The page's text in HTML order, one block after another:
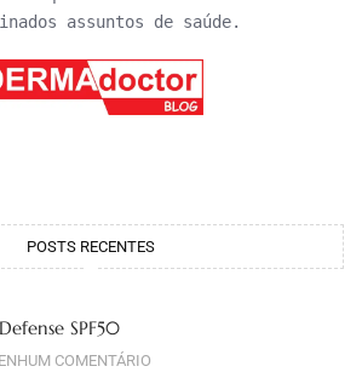
assuntos de saúde.
POSTS RECENTES
SPF50
COMENTÁRIO